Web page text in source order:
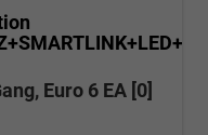
Euro 6 EA [0]